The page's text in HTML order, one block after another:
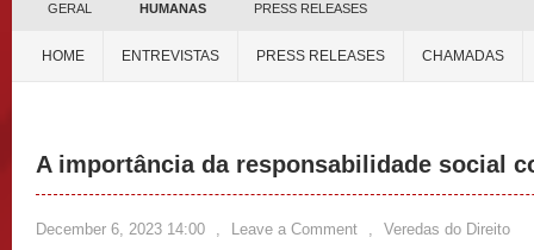
GERAL HUMANAS PRESS RELEASES
HOME ENTREVISTAS PRESS RELEASES CHAMADAS
A importância da responsabilidade social
December 6, 2023 14:00 , Leave a Comment , Veredas do Direito